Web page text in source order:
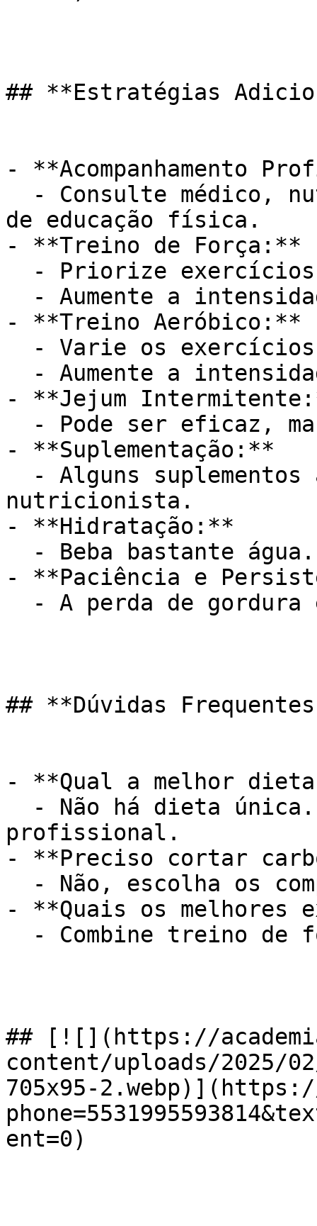
## **Estratégias
- **Acompanhamento
de educação física.
- **Treino de Força:**
- **Treino Aeróbico:**
- **Jejum
- **Suplementação:**
nutricionista.
- **Hidratação:**
- **Paciência e
## **Dúvidas
- **Qual a melhor
profissional.
- **Preciso cortar
- **Quais os melhores
## [![](https://
content/uploads/2025/
705x95-
ent=0)